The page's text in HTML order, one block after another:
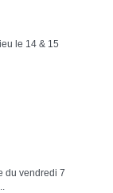
le 14 & 15
du vendredi 7